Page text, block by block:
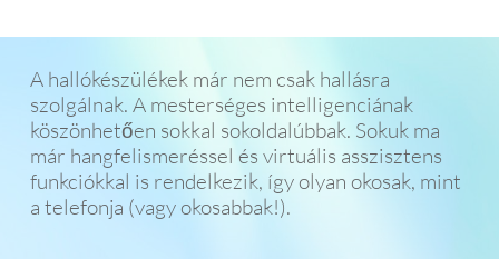
A hallókészülékek már nem csak hallásra
szolgálnak. A mesterséges intelligenciának
köszönhetően sokkal sokoldalúbbak. Sokuk ma
már hangfelismeréssel és virtuális asszisztens
funkciókkal is rendelkezik, így olyan okosak, mint
a telefonja (vagy okosabbak!).